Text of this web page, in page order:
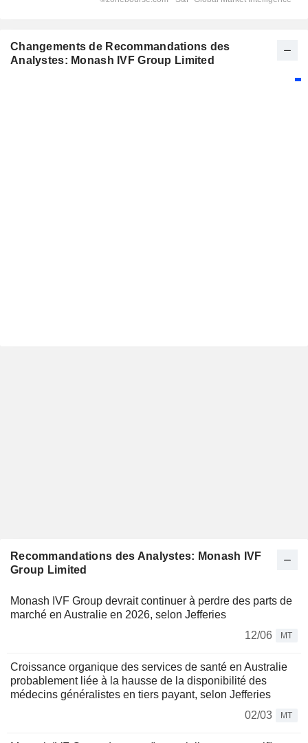
Changements de Recommandations des
Analystes: Monash IVF Group Limited
Recommandations des Analystes: Monash IVF
Group Limited
Monash IVF Group devrait continuer à perdre des parts de
marché en Australie en 2026, selon Jefferies
12/06
MT
Croissance organique des services de santé en Australie
probablement liée à la hausse de la disponibilité des
médecins généralistes en tiers payant, selon Jefferies
02/03
MT